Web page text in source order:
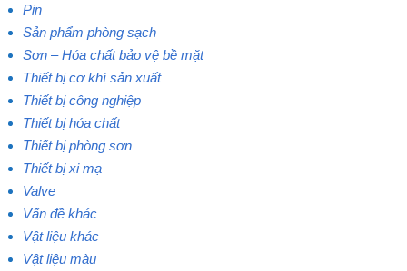
Pin
Sản phẩm phòng sạch
Sơn – Hóa chất bảo vệ bề mặt
Thiết bị cơ khí sản xuất
Thiết bị công nghiệp
Thiết bị hóa chất
Thiết bị phòng sơn
Thiết bị xi mạ
Valve
Vấn đề khác
Vật liệu khác
Vật liệu màu